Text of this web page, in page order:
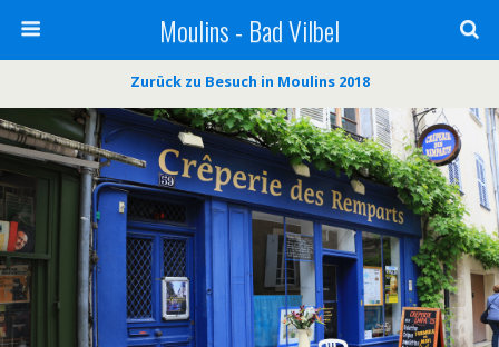
Moulins - Bad Vilbel
Zurück zu Besuch in Moulins 2018